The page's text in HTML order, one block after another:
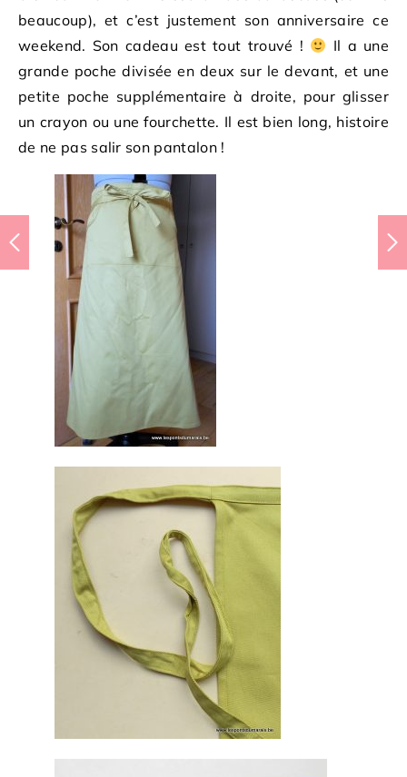
beaucoup), et c’est justement son anniversaire ce
weekend. Son cadeau est tout trouvé !
Il a une
grande poche divisée en deux sur le devant, et une
petite poche supplémentaire à droite, pour glisser
un crayon ou une fourchette. Il est bien long, histoire
de ne pas salir son pantalon !